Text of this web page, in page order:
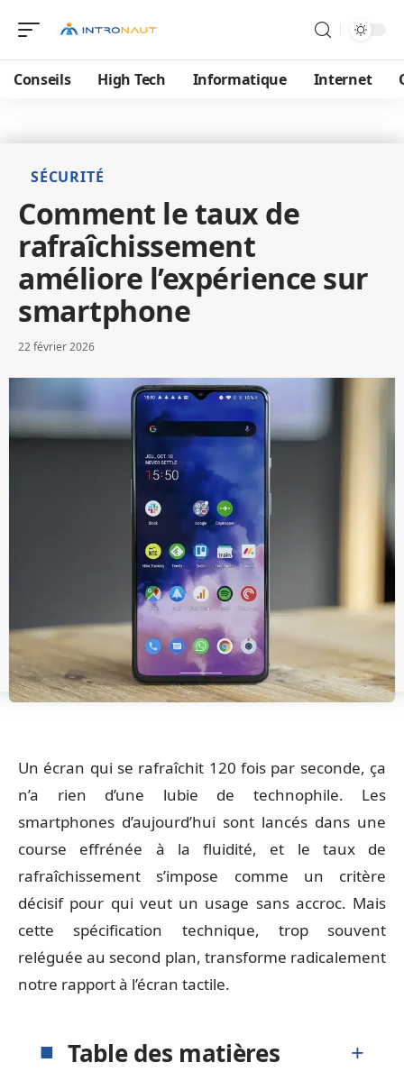
Conseils High Tech Informatique Internet
SÉCURITÉ
Comment le taux de
rafraîchissement
améliore l’expérience sur
smartphone
22 février 2026
Un écran qui se rafraîchit 120 fois par seconde, ça
n’a rien d’une lubie de technophile. Les
smartphones d’aujourd’hui sont lancés dans une
course effrénée à la fluidité, et le taux de
rafraîchissement s’impose comme un critère
décisif pour qui veut un usage sans accroc. Mais
cette spécification technique, trop souvent
reléguée au second plan, transforme radicalement
notre rapport à l’écran tactile.
Table des matières